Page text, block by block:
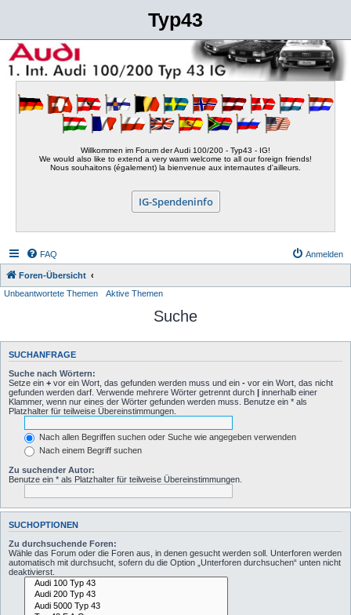
Typ43
Willkommen im Forum der Audi 100/200 - Typ43 - IG!
We would also like to extend a very warm welcome to all our foreign friends!
Nous souhaitons (également) la bienvenue aux internautes d'ailleurs.
IG-Spendeninfo
FAQ Anmelden
Foren-Übersicht
Unbeantwortete Themen
Aktive Themen
Suche
SUCHANFRAGE
Suche nach Wörtern:
Setze ein + vor ein Wort, das gefunden werden muss und ein - vor ein Wort, das nicht
gefunden werden darf. Verwende mehrere Wörter getrennt durch
innerhalb einer
Klammer, wenn nur eines der Wörter gefunden werden muss. Benutze ein * als
Platzhalter für teilweise Übereinstimmungen.
Nach allen Begriffen suchen oder Suche wie angegeben verwenden
Nach einem Begriff suchen
Zu suchender Autor:
Benutze ein * als Platzhalter für teilweise Übereinstimmungen.
SUCHOPTIONEN
Zu durchsuchende Foren:
Wähle das Forum oder die Foren aus, in denen gesucht werden soll. Unterforen werden
automatisch mit durchsucht, sofern du die Option „Unterforen durchsuchen“ unten nicht
deaktivierst.